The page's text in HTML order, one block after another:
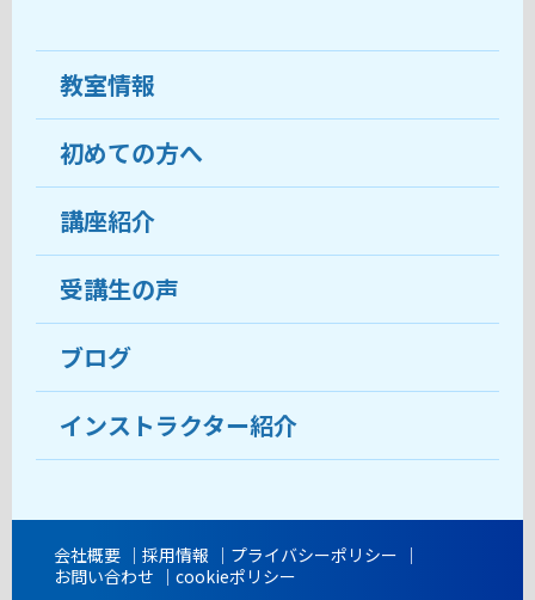
教室情報
教室について
受講生の声
おすすめ・人気の講座
目的から講座を探す
教室ブログ
初めての方へ
ココがおすすめ
料金
受講までの流れ
よくあるご質問
講座紹介
受講生の声
ブログ
インストラクター紹介
会社概要 採用情報
プライバシーポリシー
お問い合わせ
cookieポリシー